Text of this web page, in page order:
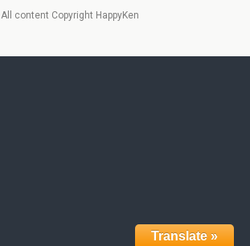
All content Copyright HappyKen
Translate »